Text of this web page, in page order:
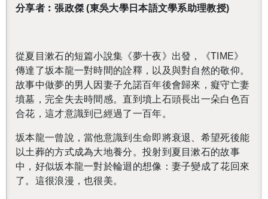
分享者︰張政傑 (東吳大學日本語文學系助理教授)
從夏目漱石的短篇小說集《夢十夜》出發，《TIME》
傳達了坂本龍一對時間的詮釋，以及與對自然的敬仰。
故事中做夢的男人因妻子允諾百年後會歸來，癡守亡妻
墳墓，完全失去時間感。直到墳上石頭長出一朵白色百
合花，這才意識到已經過了一百年。
坂本龍一曾說，當他意識到生命即將衰退、希望死後能
以土葬的方式成為大地養分。投射到夏目漱石的故事
中，好似坂本龍一對於輪迴的想像：妻子變成了花回來
了。這很浪漫，也很美。